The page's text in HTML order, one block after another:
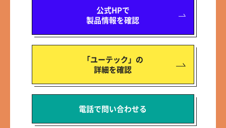
公式HPで
製品情報を確認
「ユーテック」の
詳細を確認
電話で問い合わせる